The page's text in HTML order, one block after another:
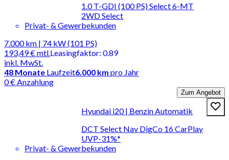
1.0 T-GDI (100 PS) Select 6-MT
2WD Select
Privat- & Gewerbekunden
7.000 km | 74 kW (101 PS)
193,49 €mtl.
inkl. MwSt.
Leasingfaktor: 0.89
48 Monate Laufzeit6.000 km pro Jahr
0 € Anzahlung
Zum Angebot
Hyundai i20 | Benzin Automatik
DCT Select Nav DigCo 16 CarPlay
UVP-31%*
Privat- & Gewerbekunden